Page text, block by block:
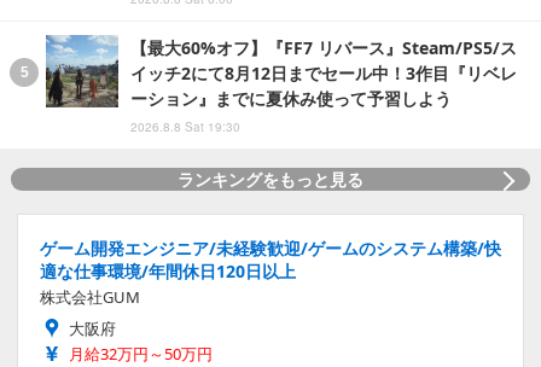
【最大60%オフ】『FF7 リバース』Steam/PS5/ス
イッチ2にて8月12日までセール中！3作目『リベレ
ーション』までに夏休み使って予習しよう
2026.8.8 Sat 19:30
ランキングをもっと見る
ゲーム開発エンジニア/未経験歓迎/ゲームのシステム構築/快
適な仕事環境/年間休日120日以上
株式会社GUM
大阪府
月給32万円～50万円